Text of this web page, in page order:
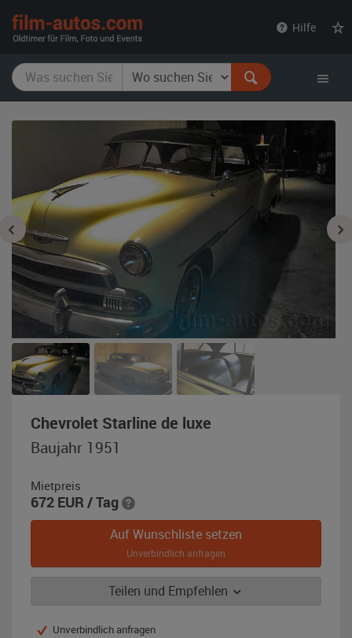
Hilfe
Chevrolet Starline de luxe
schwarz
Baujahr 1951
Mietpreis
672 EUR / Tag
Auf Wunschliste setzen
Unverbindlich anfragen
Teilen und Empfehlen
Unverbindlich anfragen